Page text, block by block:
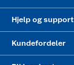
Hjelp og support
Kundefordeler